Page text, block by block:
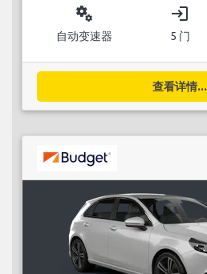
miscellaneous_services
自动变速器
login
5 门
查看详情...